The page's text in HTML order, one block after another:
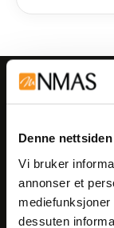
Denne
Vi bruker
annonser et
dessuten
Meld deg
Meld